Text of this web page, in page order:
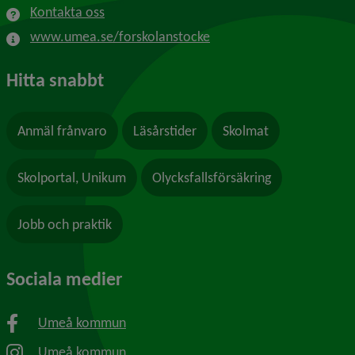
Kontakta oss
www.umea.se/forskolanstocke
Hitta snabbt
Anmäl frånvaro Läsårstider Skolmat
Skolportal, Unikum Olycksfallsförsäkring
Jobb och praktik
Sociala medier
Umeå kommun